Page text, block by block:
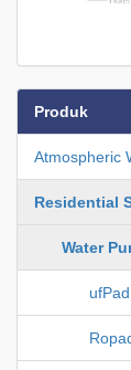
Produk
Atmospheric
Residential
Water
ufPad